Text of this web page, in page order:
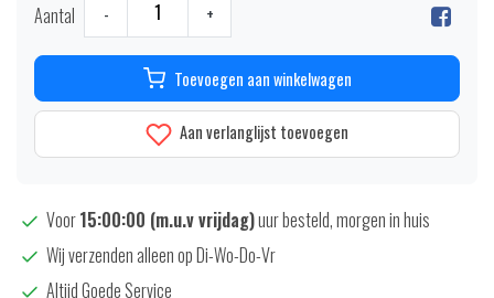
Aantal - +
Toevoegen aan winkelwagen
Aan verlanglijst toevoegen
Voor15:00:00 (m.u.v vrijdag)uur besteld, morgen in huis
Wij verzenden alleen op Di-Wo-Do-Vr
Altijd Goede Service